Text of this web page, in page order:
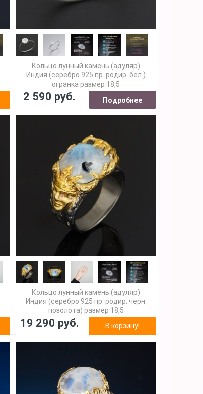
Кольцо лунный камень (адуляр)
Индия (серебро 925 пр. родир. бел.)
огранка размер 18,5
2 590 руб. Подробнее
Кольцо лунный камень (адуляр)
Индия (серебро 925 пр. родир. черн.
позолота) размер 18,5
19 290 руб. В корзину!